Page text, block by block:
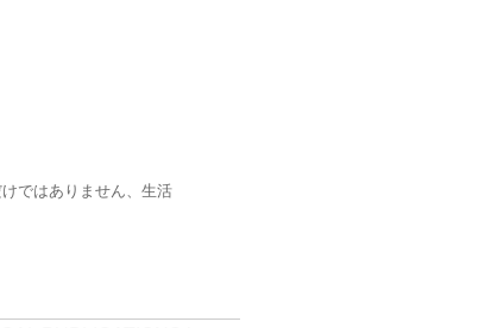
ではありません、生活